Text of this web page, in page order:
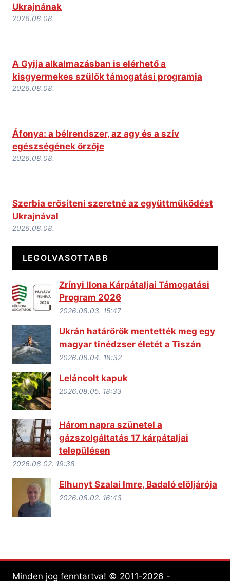
Ukrajnának
2026.08.08.
A Gyija alkalmazásban is elérhető a
kisgyermekes szülők támogatási programja
2026.08.08.
Áfonya: a bélrendszer, az agy és a szív
egészségének őrzője
2026.08.08.
Szerbia erősíteni szeretné az együttműködést
Ukrajnával
2026.08.08.
LEGOLVASOTTABB
Zrínyi Ilona Kárpátaljai Támogatási
Program 2026
2026.08.03. 15:47
Ukrán határőrök mentették meg egy
magyar tinédzser életét a Tiszán
2026.08.04. 18:32
Leláncolt kapuk
2026.08.05. 18:33
Három napra szünetel a
gázszolgáltatás 17 kárpátaljai
településen
2026.08.02. 19:38
Elhunyt Szalai Imre, Badaló elöljárója
2026.08.02. 16:43
Minden jog fenntartva! © 2011-2026 -